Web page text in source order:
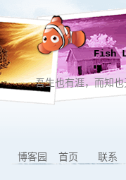
Fish
吾生也有涯，而知
博客园 首页 联系